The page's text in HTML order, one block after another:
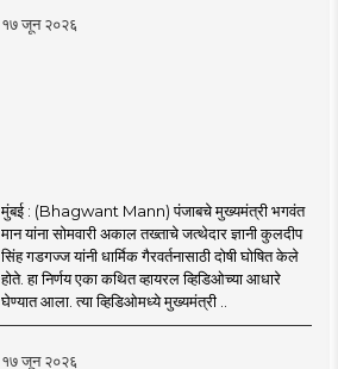
१७ जून २०२६
मुंबई : (Bhagwant Mann) पंजाबचे मुख्यमंत्री भगवंत
मान यांना सोमवारी अकाल तख्ताचे जत्थेदार ज्ञानी कुलदीप
सिंह गडगज्ज यांनी धार्मिक गैरवर्तनासाठी दोषी घोषित केले
होते. हा निर्णय एका कथित व्हायरल व्हिडिओच्या आधारे
घेण्यात आला. त्या व्हिडिओमध्ये मुख्यमंत्री ..
१७ जून २०२६